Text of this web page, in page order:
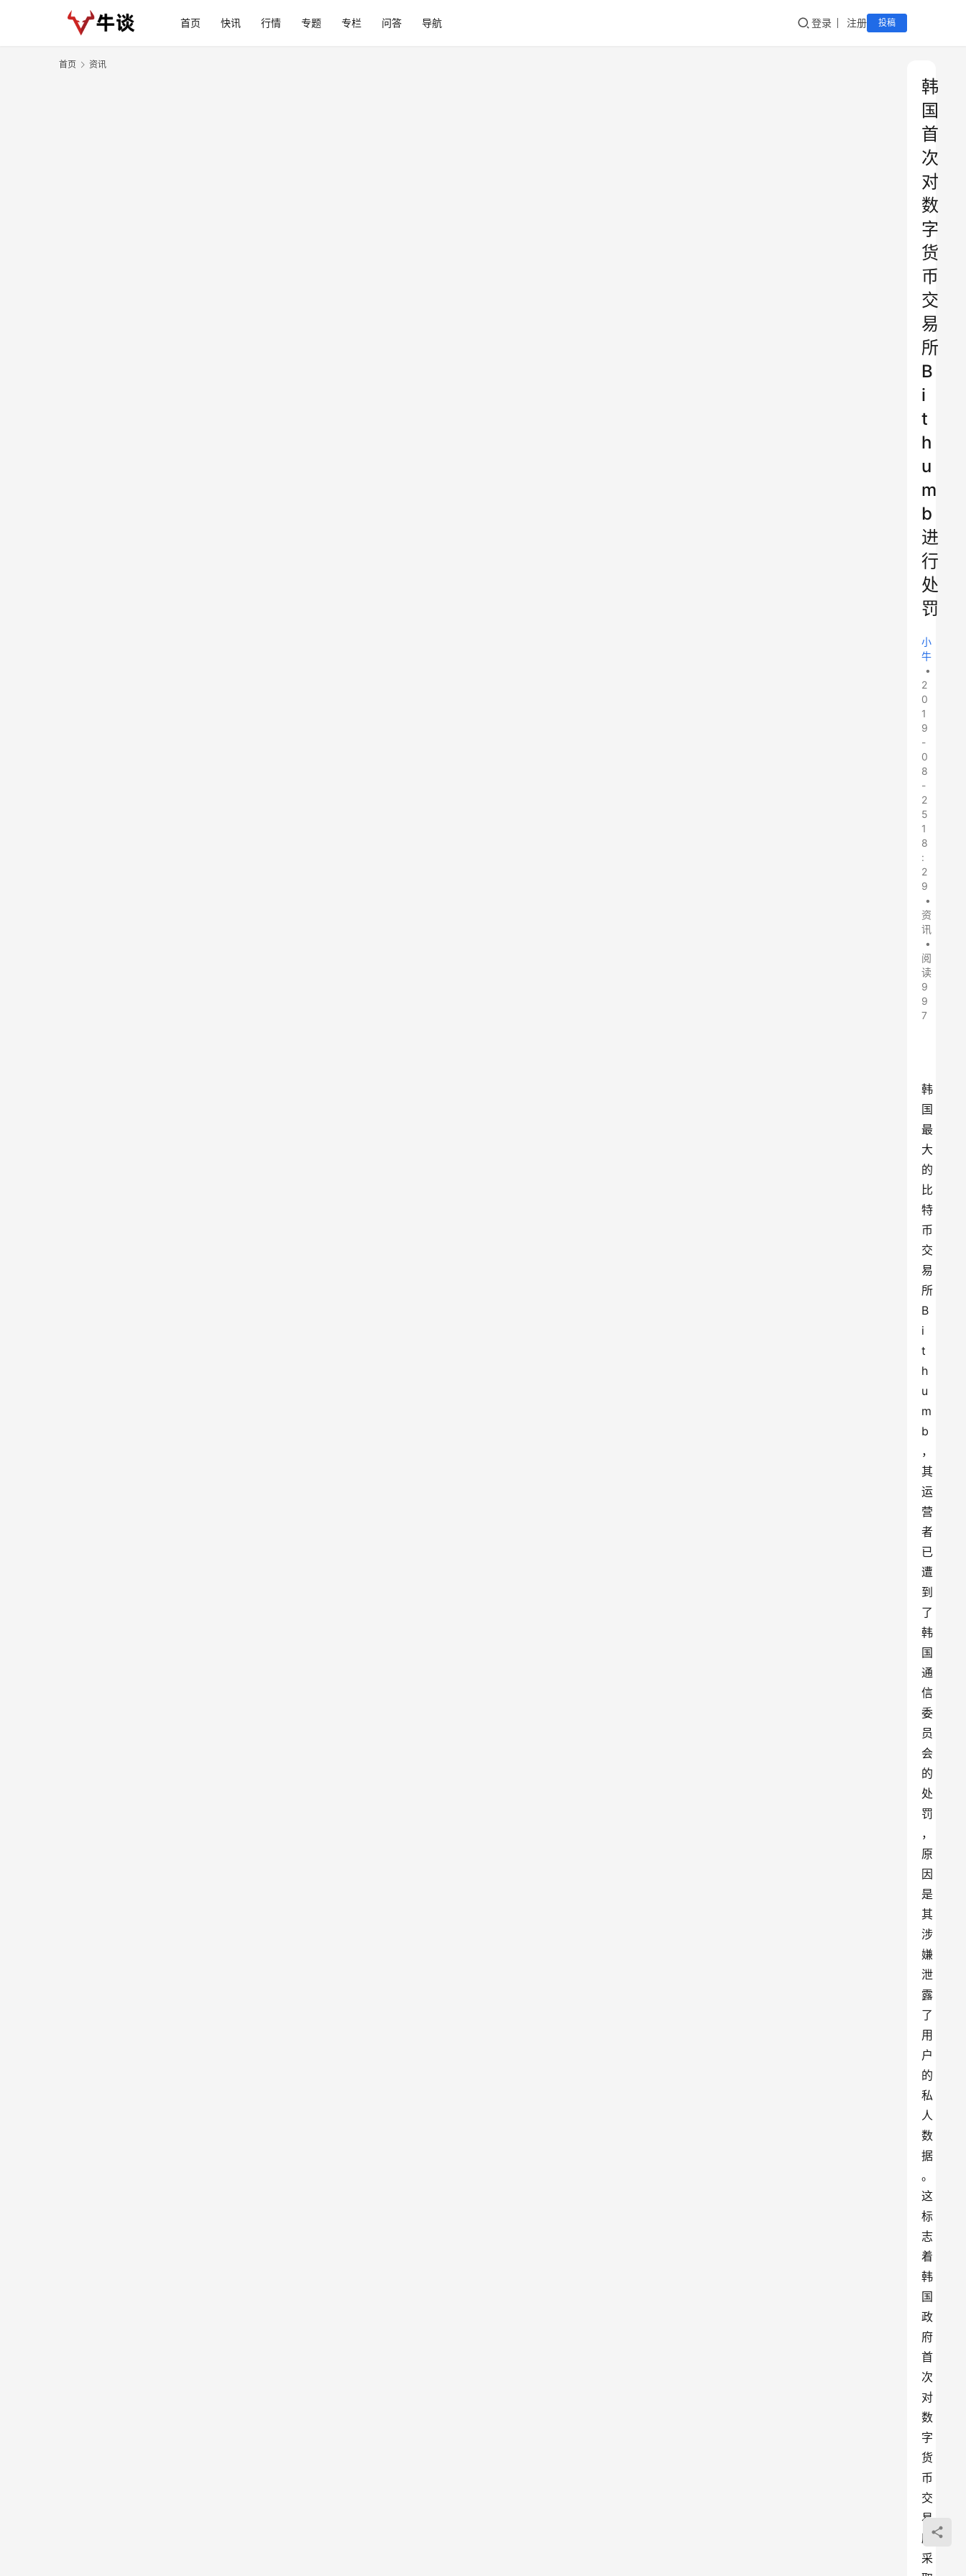
首页 快讯 行情 专题 专栏 问答 导航 登录 注册 投稿
首页 资讯
韩
国
首
次
对
数
字
货
币
交
易
所
B
i
t
h
u
m
b
进
行
处
罚
小
牛
•
2
0
1
9
-
0
8
-
2
5
1
8
:
2
9
•
资
讯
•
阅
读
9
9
7
韩
国
最
大
的
比
特
币
交
易
所
B
i
t
h
u
m
b
，
其
运
营
者
已
遭
到
了
韩
国
通
信
委
员
会
的
处
罚
，
原
因
是
其
涉
嫌
泄
露
了
用
户
的
私
人
数
据
。
这
标
志
着
韩
国
政
府
首
次
对
数
字
货
币
交
易
所
采